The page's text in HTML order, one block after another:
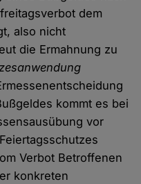
dem
also nicht
die Ermahnung zu
kommt es bei
vor
Verbot Betroffenen
konkreten